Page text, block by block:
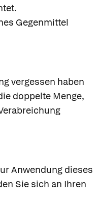
Gegenmittel
vergessen haben
doppelte Menge,
Anwendung dieses
Sie sich an Ihren